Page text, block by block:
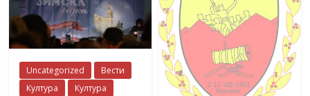
Uncategorized
Вести
Култура
Култура